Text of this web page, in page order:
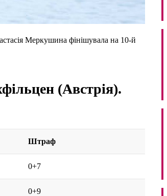
Меркушина фінішувала на 10-й
(Австрія).
Штраф
0+7
0+9